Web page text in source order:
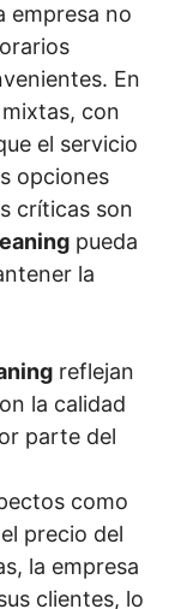
empresa no
En
con
el servicio
opciones
críticas son
pueda
la
reflejan
la calidad
parte del
como
precio del
la empresa
clientes, lo